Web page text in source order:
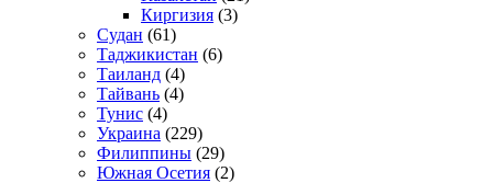
Киргизия (3)
Судан (61)
Таджикистан (6)
Таиланд (4)
Тайвань (4)
Тунис (4)
Украина (229)
Филиппины (29)
Южная Осетия (2)